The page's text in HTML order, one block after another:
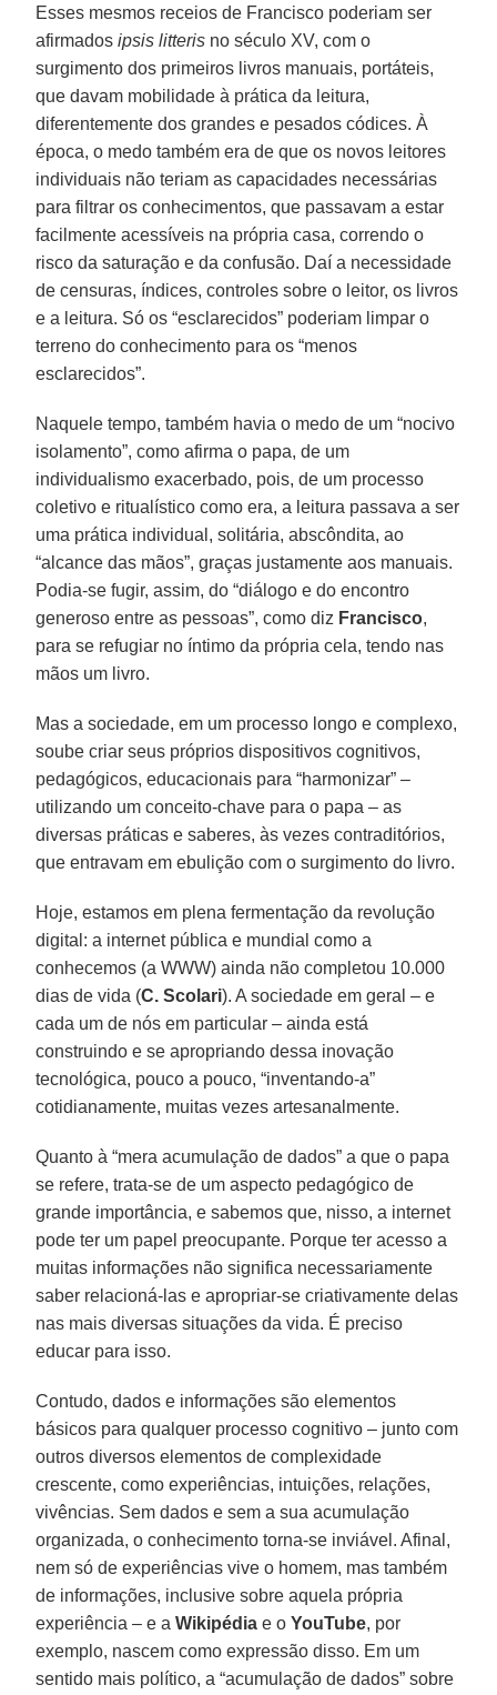
Esses mesmos receios de Francisco poderiam ser
afirmadosipsis litteris no século XV, com o
surgimento dos primeiros livros manuais, portáteis,
que davam mobilidade à prática da leitura,
diferentemente dos grandes e pesados códices. À
época, o medo também era de que os novos leitores
individuais não teriam as capacidades necessárias
para filtrar os conhecimentos, que passavam a estar
facilmente acessíveis na própria casa, correndo o
risco da saturação e da confusão. Daí a necessidade
de censuras, índices, controles sobre o leitor, os livros
e a leitura. Só os “esclarecidos” poderiam limpar o
terreno do conhecimento para os “menos
esclarecidos”.
Naquele tempo, também havia o medo de um “nocivo
isolamento”, como afirma o papa, de um
individualismo exacerbado, pois, de um processo
coletivo e ritualístico como era, a leitura passava a ser
uma prática individual, solitária, abscôndita, ao
“alcance das mãos”, graças justamente aos manuais.
Podia-se fugir, assim, do “diálogo e do encontro
generoso entre as pessoas”, como diz Francisco,
para se refugiar no íntimo da própria cela, tendo nas
mãos um livro.
Mas a sociedade, em um processo longo e complexo,
soube criar seus próprios dispositivos cognitivos,
pedagógicos, educacionais para “harmonizar” –
utilizando um conceito-chave para o papa – as
diversas práticas e saberes, às vezes contraditórios,
que entravam em ebulição com o surgimento do livro.
Hoje, estamos em plena fermentação da revolução
digital: a internet pública e mundial como a
conhecemos (a WWW) ainda não completou 10.000
dias de vida (C. Scolari). A sociedade em geral – e
cada um de nós em particular – ainda está
construindo e se apropriando dessa inovação
tecnológica, pouco a pouco, “inventando-a”
cotidianamente, muitas vezes artesanalmente.
Quanto à “mera acumulação de dados” a que o papa
se refere, trata-se de um aspecto pedagógico de
grande importância, e sabemos que, nisso, a internet
pode ter um papel preocupante. Porque ter acesso a
muitas informações não significa necessariamente
saber relacioná-las e apropriar-se criativamente delas
nas mais diversas situações da vida. É preciso
educar para isso.
Contudo, dados e informações são elementos
básicos para qualquer processo cognitivo – junto com
outros diversos elementos de complexidade
crescente, como experiências, intuições, relações,
vivências. Sem dados e sem a sua acumulação
organizada, o conhecimento torna-se inviável. Afinal,
nem só de experiências vive o homem, mas também
de informações, inclusive sobre aquela própria
experiência – e aWikipédia e oYouTube, por
exemplo, nascem como expressão disso. Em um
sentido mais político, a “acumulação de dados” sobre